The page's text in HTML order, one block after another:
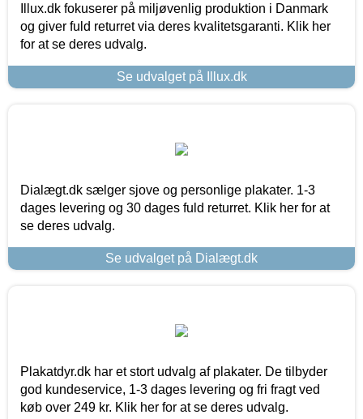
Illux.dk fokuserer på miljøvenlig produktion i Danmark
og giver fuld returret via deres kvalitetsgaranti. Klik her
for at se deres udvalg.
Se udvalget på Illux.dk
Dialægt.dk sælger sjove og personlige plakater. 1-3
dages levering og 30 dages fuld returret. Klik her for at
se deres udvalg.
Se udvalget på Dialægt.dk
Plakatdyr.dk har et stort udvalg af plakater. De tilbyder
god kundeservice, 1-3 dages levering og fri fragt ved
køb over 249 kr. Klik her for at se deres udvalg.